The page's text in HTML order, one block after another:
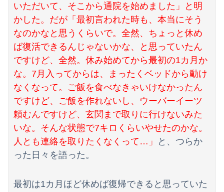
いただいて、そこから通院を始めました」と明
かした。だが「最初言われた時も、本当にそう
なのかなと思うくらいで。全然、ちょっと休め
ば復活できるんじゃないかな、と思っていたん
ですけど、全然。休み始めてから最初の1カ月か
な。7月入ってからは、まったくベッドから動け
なくなって。ご飯を食べなきゃいけなかったん
ですけど、ご飯を作れないし、ウーバーイーツ
頼むんですけど、玄関まで取りに行けないみた
いな。そんな状態で7キロくらいやせたのかな。
人とも連絡を取りたくなくって…」
と、つらか
った日々を語った。
最初は1カ月ほど休めば復帰できると思っていた